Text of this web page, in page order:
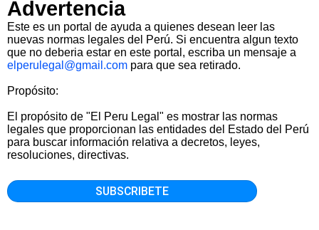
Advertencia
Este es un portal de ayuda a quienes desean leer las
nuevas normas legales del Perú. Si encuentra algun texto
que no deberia estar en este portal, escriba un mensaje a
elperulegal@gmail.com para que sea retirado.
Propósito:
El propósito de "El Peru Legal" es mostrar las normas
legales que proporcionan las entidades del Estado del Perú
para buscar información relativa a decretos, leyes,
resoluciones, directivas.